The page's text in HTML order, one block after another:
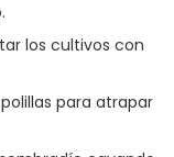
los cultivos con
para atrapar